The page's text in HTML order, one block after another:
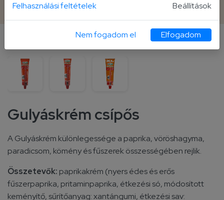
Gulyáskrém csípős
A Gulyáskrém különlegessége a paprika, vöröshagyma,
paradicsom, kömény és fűszerek összességében rejlik.
Összetevők: paprikakrém (nyers édes és erős
fűszerpaprika, pritaminpaprika, étkezési só, módosított
keményítő, sűrítőanyag: xantángumi, étkezési sav:
További kiszerelések
Felhasználási feltételek Beállítások
Nem fogadom el Elfogadom